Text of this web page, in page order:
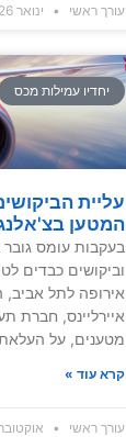
עורך ראשי
ינואר 26, 2025
יחדיו עמילות מכס
עליית
המטען
בעקבות עומס
וביקושים כבדים
אירופה לתל אביב,
איירליינס, חברת
מטענים, על
קרא עוד »
עורך ראשי אוקטובר 13,